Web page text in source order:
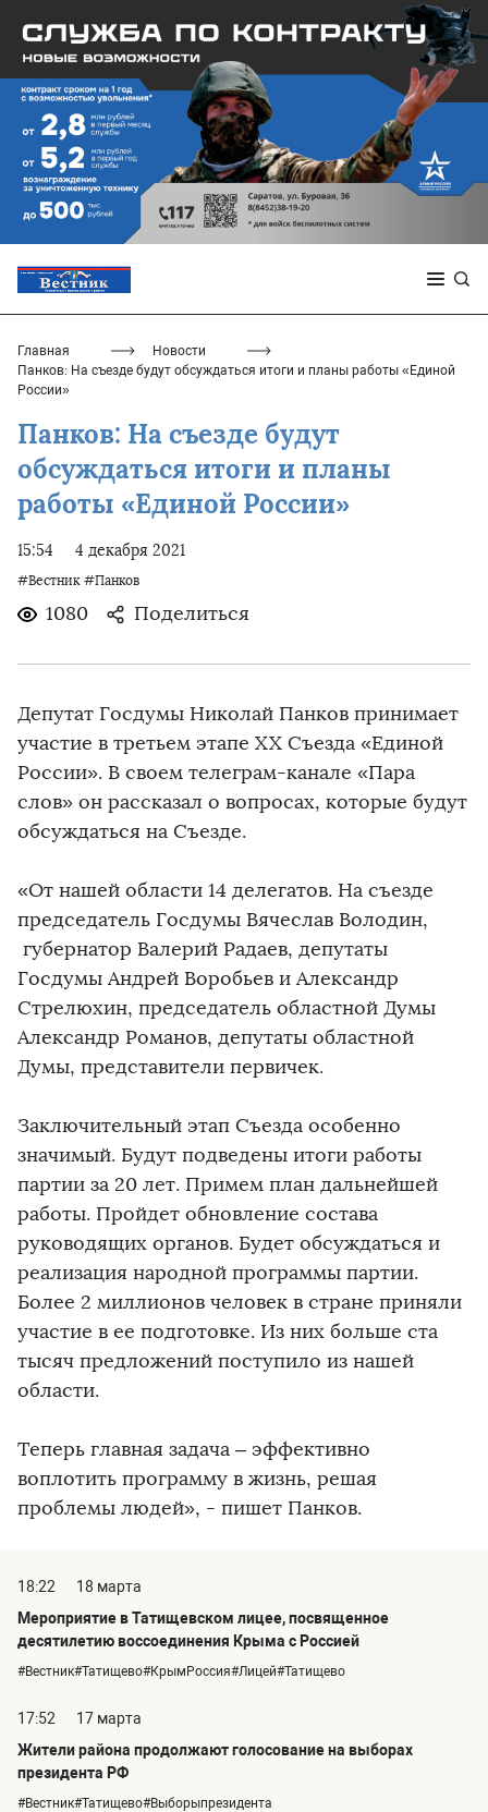
Главная
Новости
Панков: На съезде будут обсуждаться итоги и планы работы «Единой
России»
Панков: На съезде будут
обсуждаться итоги и планы
работы «Единой России»
15:54 4 декабря 2021
#Вестник #Панков
1080 Поделиться
Депутат Госдумы Николай Панков принимает
участие в третьем этапе XX Съезда «Единой
России». В своем телеграм-канале «Пара
слов» он рассказал о вопросах, которые будут
обсуждаться на Съезде.
«От нашей области 14 делегатов. На съезде
председатель Госдумы Вячеслав Володин,
губернатор Валерий Радаев, депутаты
Госдумы Андрей Воробьев и Александр
Стрелюхин, председатель областной Думы
Александр Романов, депутаты областной
Думы, представители первичек.
Заключительный этап Съезда особенно
значимый. Будут подведены итоги работы
партии за 20 лет. Примем план дальнейшей
работы. Пройдет обновление состава
руководящих органов. Будет обсуждаться и
реализация народной программы партии.
Более 2 миллионов человек в стране приняли
участие в ее подготовке. Из них больше ста
тысяч предложений поступило из нашей
области.
Теперь главная задача – эффективно
воплотить программу в жизнь, решая
проблемы людей», - пишет Панков.
18:22
18 марта
Мероприятие в Татищевском лицее, посвященное
десятилетию воссоединения Крыма с Россией
#Вестник#Татищево#КрымРоссия#Лицей#Татищево
17:52
17 марта
Жители района продолжают голосование на выборах
президента РФ
#Вестник#Татищево#Выборыпрезидента